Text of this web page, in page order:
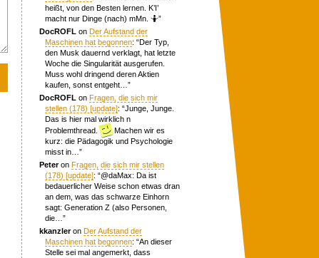
heißt, von den Besten lernen. K’I’
macht nur Dinge (nach) mMn. 🤷”
DocROFL onDer Aufstand der
Maschinen hat begonnen: “Der Typ,
den Musk dauernd verklagt, hat letzte
Woche die Singularität ausgerufen.
Muss wohl dringend deren Aktien
kaufen, sonst entgeht… ”
DocROFL onFragen, die sich mir
stellen (178) [update]: “Junge, Junge.
Das is hier mal wirklich n
Problemthread.
Machen wir es
kurz: die Pädagogik und Psychologie
misst in… ”
PeteronFragen, die sich mir stellen
(178) [update]: “@daMax: Da ist
bedauerlicher Weise schon etwas dran
an dem, was das schwarze Einhorn
sagt: Generation Z (also Personen,
die… ”
kkanzleronDer Aufstand der
Maschinen hat begonnen: “An dieser
Stelle sei mal angemerkt, dass